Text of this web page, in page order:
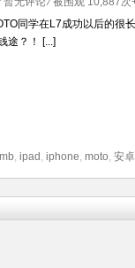
正确
同学在L7成功以后的很
钱途？！ [...]
, ipad , iphone, moto, 安卓